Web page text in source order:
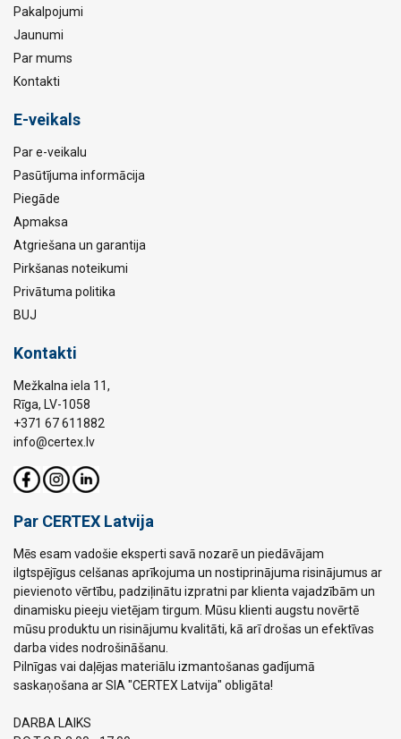
Pakalpojumi
Jaunumi
Par mums
Kontakti
E-veikals
Par e-veikalu
Pasūtījuma informācija
Piegāde
Apmaksa
Atgriešana un garantija
Pirkšanas noteikumi
Privātuma politika
BUJ
Kontakti
Mežkalna iela 11,
Rīga, LV-1058
+371 67 611882
info@certex.lv
Par CERTEX Latvija
Mēs esam vadošie eksperti savā nozarē un piedāvājam
ilgtspējīgus celšanas aprīkojuma un nostiprinājuma risinājumus ar
pievienoto vērtību, padziļinātu izpratni par klienta vajadzībām un
dinamisku pieeju vietējam tirgum. Mūsu klienti augstu novērtē
mūsu produktu un risinājumu kvalitāti, kā arī drošas un efektīvas
darba vides nodrošināšanu.
Pilnīgas vai daļējas materiālu izmantošanas gadījumā
saskaņošana ar SIA "CERTEX Latvija" obligāta!
DARBA LAIKS